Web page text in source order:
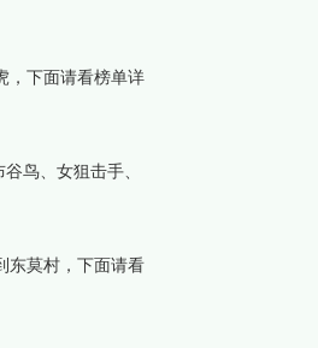
，下面请看榜单详
鸟、女狙击手、
东莫村，下面请看